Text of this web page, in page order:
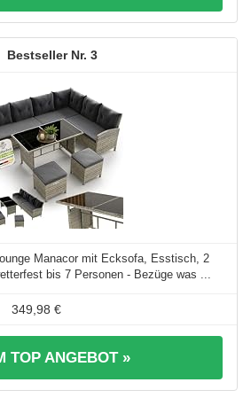
3
Manacor mit Ecksofa, Esstisch, 2
bis 7 Personen - Bezüge was ...
349,98 €
TOP ANGEBOT »